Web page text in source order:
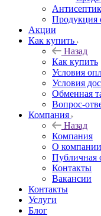
Продукция
Акции
Как купить
Назад
Как купить
Условия
Условия
Обменная
Вопрос-
Компания
Назад
Компания
О компании
Публичная
Контакты
Вакансии
Контакты
Услуги
Блог